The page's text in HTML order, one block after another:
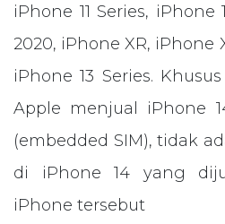
iPhone 11 Series, iPhone
2020, iPhone XR, iPhone
iPhone 13 Series.
Apple menjual iPhone
(embedded SIM), tidak
di iPhone 14 yang
iPhone tersebut